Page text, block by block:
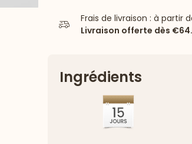
Frais de livraison : à partir
Livraison offerte dès
Ingrédients